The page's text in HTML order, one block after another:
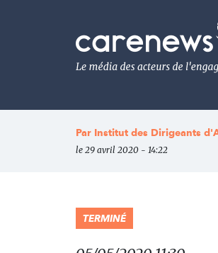
Le
média
de
l'engagement
Par Institut des Dirigeants
le 29 avril 2020 - 14:22
TERMINÉ